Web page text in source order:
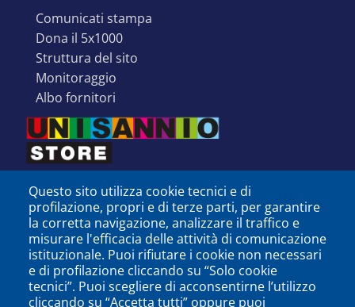
comunicati stampa
dona il 5x1000
struttura del sito
monitoraggio
albo fornitori
Questo sito utilizza cookie tecnici e di
profilazione, propri e di terze parti, per garantire
la corretta navigazione, analizzare il traffico e
misurare l'efficacia delle attività di comunicazione
istituzionale. Puoi rifiutare i cookie non necessari
e di profilazione cliccando su “Solo cookie
tecnici”. Puoi scegliere di acconsentirne l’utilizzo
cliccando su “Accetta tutti” oppure puoi